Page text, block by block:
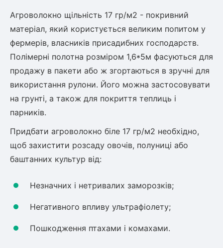
Мирт
Мушмула
Персик
Інжирний персик
Нектарин
Алича
Айва
Шовковиця
Агрус
Виноград
Актинідія
Ірга
Ківі
Тамарикс
Декоративні кущі
Пієріс Японський
Бересклет
Вейгела
Барбарис
Пухироплідник
Спірея
Дерен
Бузок
Жасмин (Чубушник)
Лавровишня
Сітка затіняюча
Садова техніка
Рубальні машини
Граблі тракторні
Картоплесаджалки
Картоплекопалки
Сажалки для чеснока
Навантажувачі
Агроволокно щільність 17 гр/м2 - покривний
матеріал, який користується великим попитом у
фермерів, власників присадибних господарств.
Полімерні полотна розміром 1,6*5м фасуються для
продажу в пакети або ж згортаються в зручні для
використання рулони. Його можна застосовувати
на грунті, а також для покриття теплиць і
парників.
Придбати агроволокно біле 17 гр/м2 необхідно,
щоб захистити розсаду овочів, полуниці або
баштанних культур від:
Незначних і нетривалих заморозків;
Негативного впливу ультрафіолету;
Пошкодження птахами і комахами.